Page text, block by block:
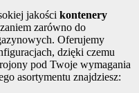
jakości kontenery
zarówno do
Oferujemy
dzięki czemu
pod Twoje wymagania
asortymentu znajdziesz: